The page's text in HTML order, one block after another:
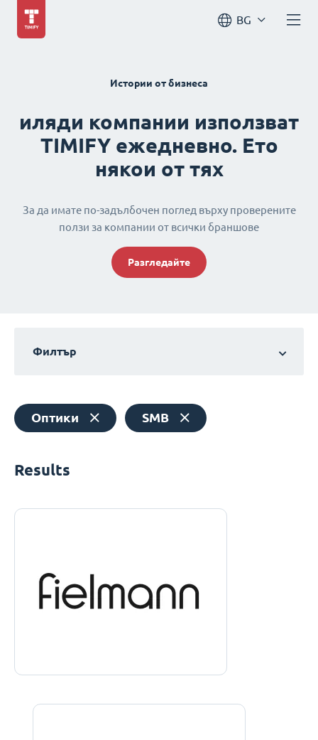
BG
Истории от бизнеса
иляди компании използват
TIMIFY ежедневно. Ето
някои от тях
За да имате по-задълбочен поглед върху проверените
ползи за компании от всички браншове
Разгледайте
Филтър
Оптики SMB
Results